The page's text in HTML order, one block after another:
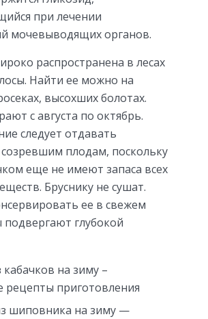
при лечении
мочевыводящих органов.
распространена в лесах
Найти ее можно на
высохших болотах.
с августа по октябрь.
следует отдавать
плодам, поскольку
еще не имеют запаса всех
Бруснику не сушат.
ее в свежем
подвергают глубокой
на зиму –
рецепты приготовления
шиповника на зиму —